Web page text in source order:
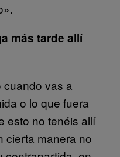
más tarde allí
cuando vas a
o lo que fuera
esto no tenéis allí
cierta manera no